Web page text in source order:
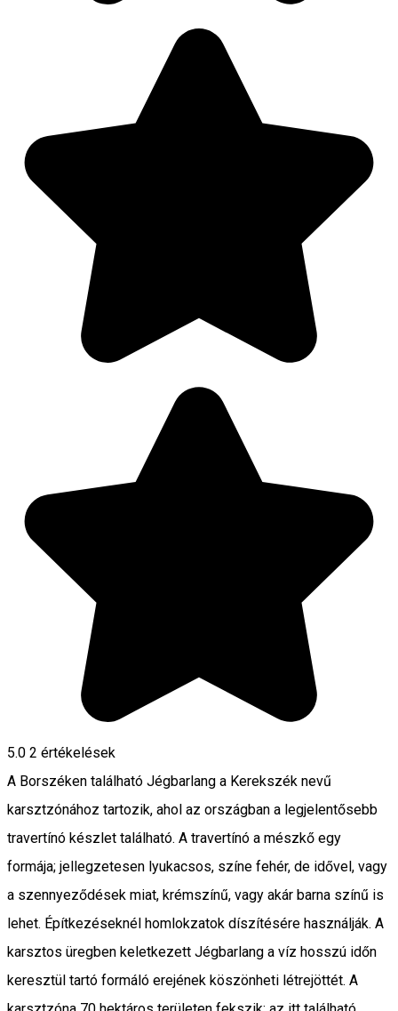
5.0 2 értékelések
A Borszéken található Jégbarlang a Kerekszék nevű
karsztzónához tartozik, ahol az országban a legjelentősebb
travertínó készlet található. A travertínó a mészkő egy
formája; jellegzetesen lyukacsos, színe fehér, de idővel, vagy
a szennyeződések miat, krémszínű, vagy akár barna színű is
lehet. Építkezéseknél homlokzatok díszítésére használják. A
karsztos üregben keletkezett Jégbarlang a víz hosszú időn
keresztül tartó formáló erejének köszönheti létrejöttét. A